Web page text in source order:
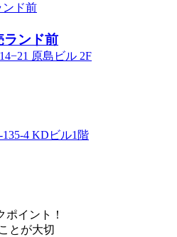
ランド前
原島ビル 2F
4 KDビル1階
イント！
とが大切